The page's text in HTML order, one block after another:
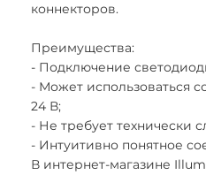
коннекторов.
Преимущества:
- Подключение
- Может использоваться
24 В;
- Не требует технически
- Интуитивно понятное
В интернет-магазине